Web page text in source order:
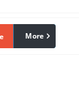
linkedin
More